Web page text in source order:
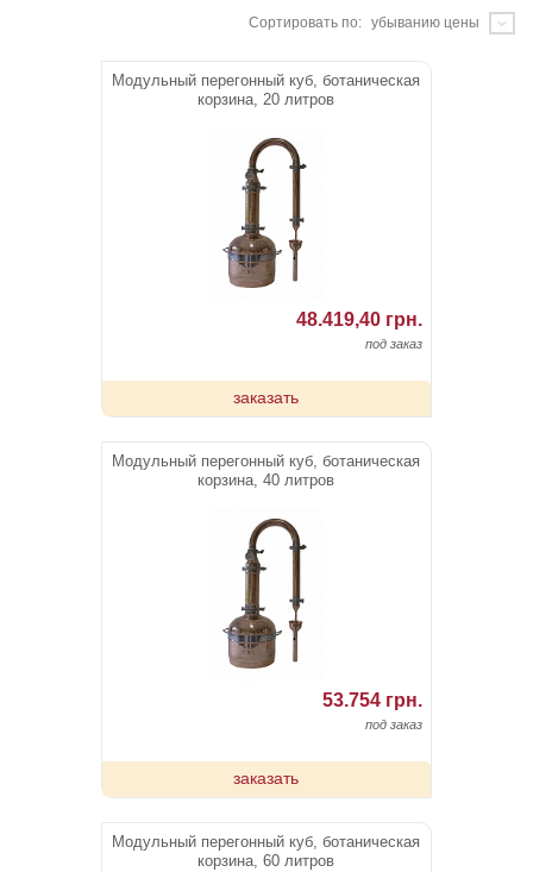
Сортировать по: убыванию цены
Модульный перегонный куб, ботаническая
корзина, 20 литров
48.419,40 грн.
под заказ
заказать
Модульный перегонный куб, ботаническая
корзина, 40 литров
53.754 грн.
под заказ
заказать
Модульный перегонный куб, ботаническая
корзина, 60 литров